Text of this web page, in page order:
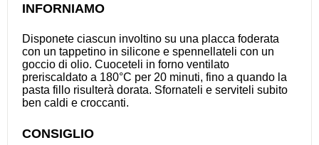
INFORNIAMO
Disponete ciascun involtino su una placca foderata
con un tappetino in silicone e spennellateli con un
goccio di olio. Cuoceteli in forno ventilato
preriscaldato a 180°C per 20 minuti, fino a quando la
pasta fillo risulterà dorata. Sfornateli e serviteli subito
ben caldi e croccanti.
CONSIGLIO